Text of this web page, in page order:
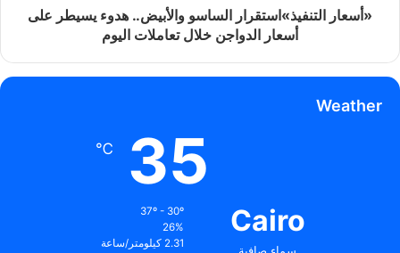
«أسعار التنفيذ»استقرار الساسو والأبيض.. هدوء يسيطر على
أسعار الدواجن خلال تعاملات اليوم
Weather
Cairo
سماء صافية
35
℃
37º - 30º
26%
2.31 كيلومتر/ساعة